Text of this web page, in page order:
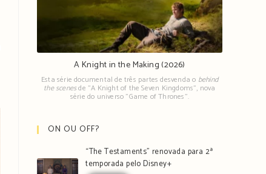
A Knight in the Making (2026)
Esta série documental de três partes desvenda o behind
the scenesde "A Knight of the Seven Kingdoms", nova
série do universo "Game of Thrones".
ON OU OFF?
“The Testaments” renovada para 2ª
temporada pelo Disney+